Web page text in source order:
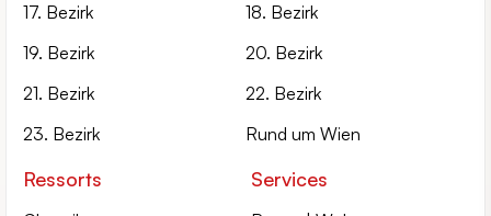
17. Bezirk
18. Bezirk
19. Bezirk
20. Bezirk
21. Bezirk
22. Bezirk
23. Bezirk
Rund um Wien
Ressorts Services